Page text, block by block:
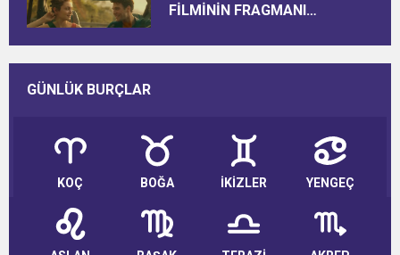
FİLMİNİN FRAGMANI
GÜNLÜK BURÇLAR
KOÇ BOĞA İKİZLER YENGEÇ